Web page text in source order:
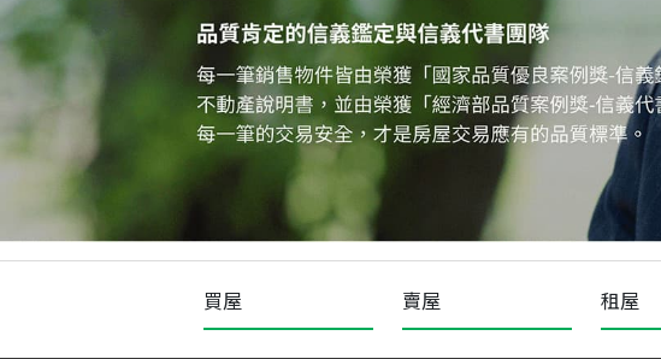
買屋 賣屋 租屋